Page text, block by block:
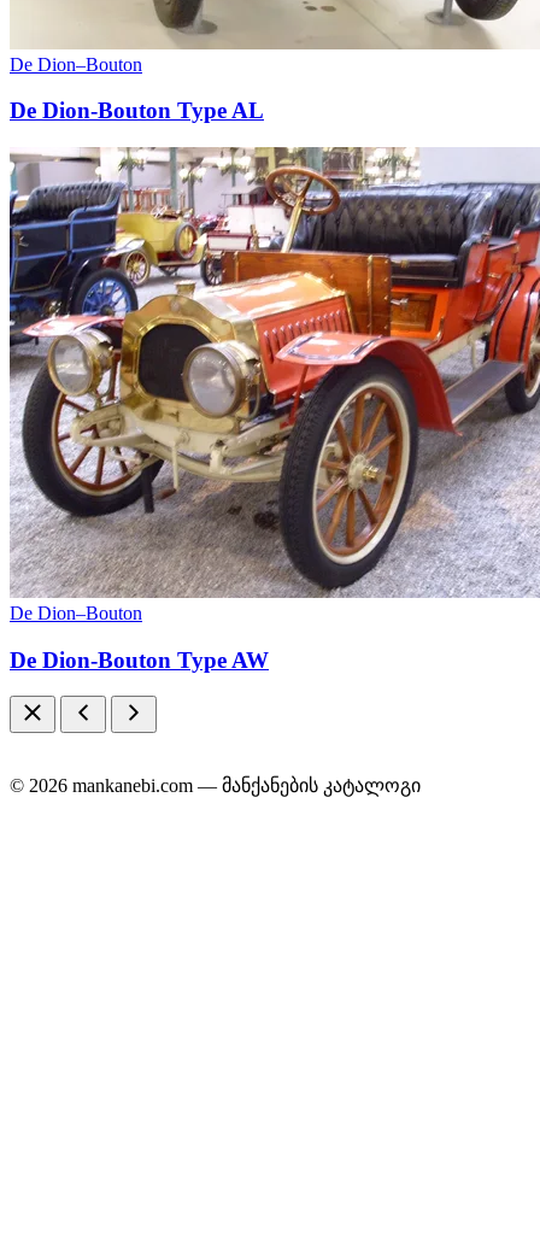
De Dion–Bouton
De Dion-Bouton Type AL
De Dion–Bouton
De Dion-Bouton Type AW
© 2026 mankanebi.com — მანქანების კატალოგი